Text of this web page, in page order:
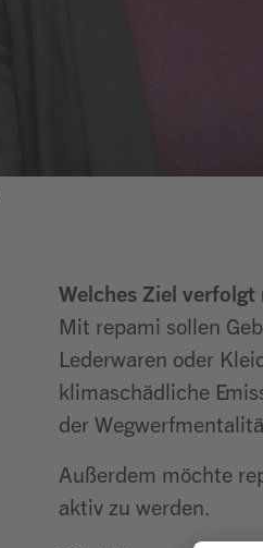
Welches Ziel verfolgt
Mit repami sollen
Lederwaren oder
klimaschädliche
der
Außerdem möchte
aktiv zu werden.